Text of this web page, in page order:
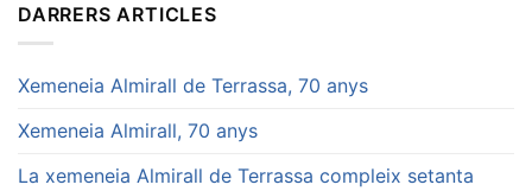
DARRERS ARTICLES
Xemeneia Almirall de Terrassa, 70 anys
Xemeneia Almirall, 70 anys
La xemeneia Almirall de Terrassa compleix setanta